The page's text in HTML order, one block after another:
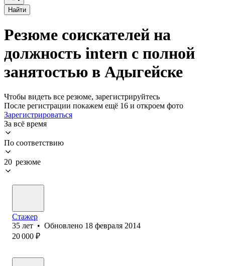
Найти
Резюме соискателей на
должность intern с полной
занятостью в Адыгейске
Чтобы видеть все резюме, зарегистрируйтесь
После регистрации покажем ещё 16 и откроем фото
Зарегистрироваться
За всё время
По соответствию
20 резюме
Стажер
35 лет • Обновлено 18 февраля 2014
20 000 ₽